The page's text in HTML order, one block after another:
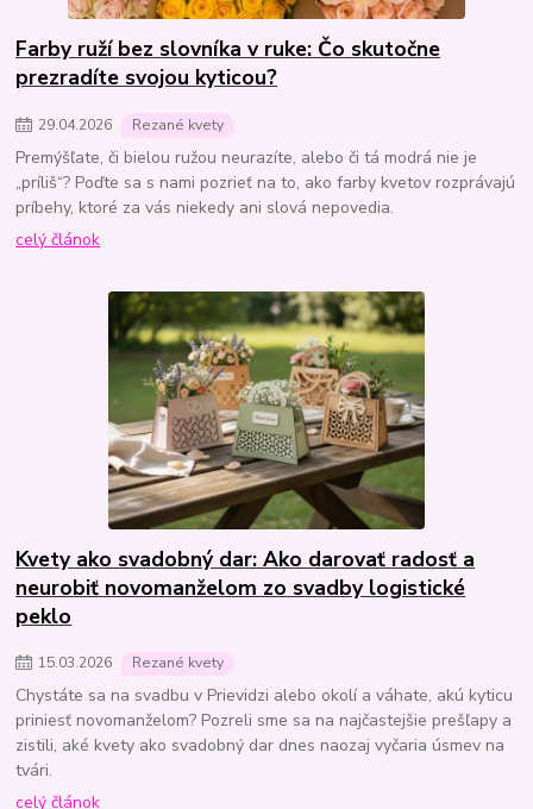
Farby ruží bez slovníka v ruke: Čo skutočne
prezradíte svojou kyticou?
29.04.2026 Rezané kvety
Premýšľate, či bielou ružou neurazíte, alebo či tá modrá nie je
„príliš“? Poďte sa s nami pozrieť na to, ako farby kvetov rozprávajú
príbehy, ktoré za vás niekedy ani slová nepovedia.
celý článok
Kvety ako svadobný dar: Ako darovať radosť a
neurobiť novomanželom zo svadby logistické
peklo
15.03.2026 Rezané kvety
Chystáte sa na svadbu v Prievidzi alebo okolí a váhate, akú kyticu
priniesť novomanželom? Pozreli sme sa na najčastejšie prešľapy a
zistili, aké kvety ako svadobný dar dnes naozaj vyčaria úsmev na
tvári.
celý článok